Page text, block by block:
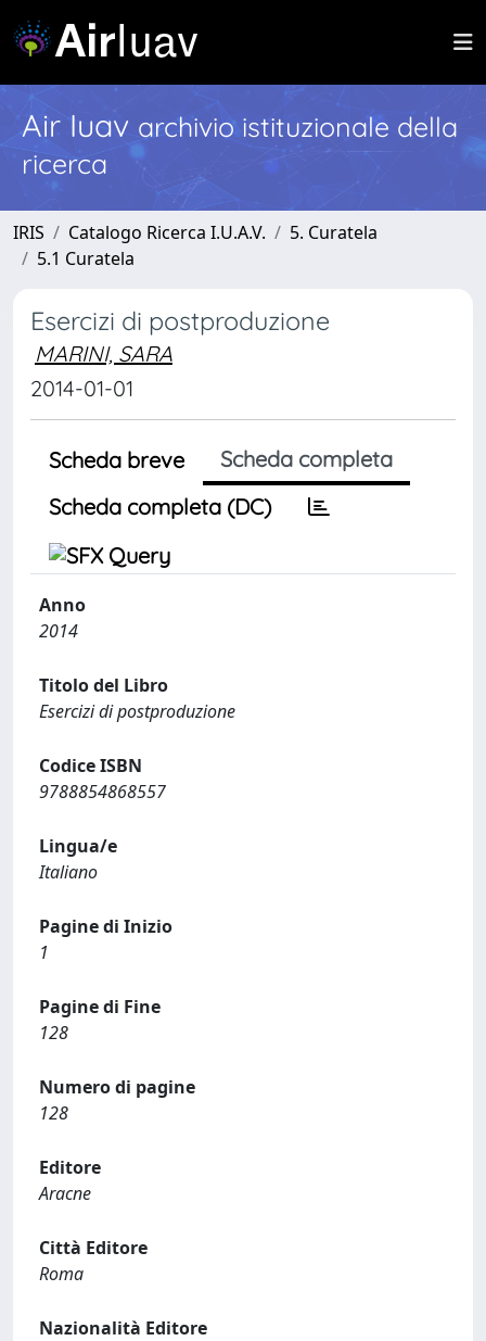
Air Iuav archivio istituzionale della
ricerca
IRIS Catalogo Ricerca I.U.A.V.
5. Curatela
5.1 Curatela
Esercizi di postproduzione
MARINI, SARA
2014-01-01
Scheda breve
Scheda completa
Scheda completa (DC)
Anno
2014
Titolo del Libro
Esercizi di postproduzione
Codice ISBN
9788854868557
Lingua/e
Italiano
Pagine di Inizio
1
Pagine di Fine
128
Numero di pagine
128
Editore
Aracne
Città Editore
Roma
Nazionalità Editore